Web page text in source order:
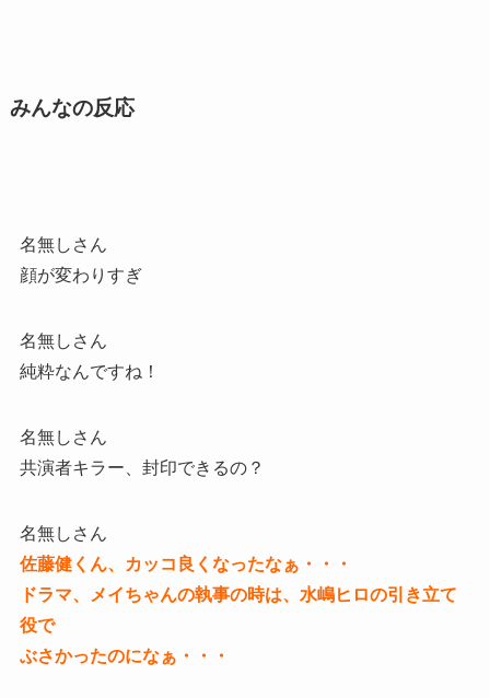
みんなの反応
名無しさん
顔が変わりすぎ
名無しさん
純粋なんですね！
名無しさん
共演者キラー、封印できるの？
名無しさん
佐藤健くん、カッコ良くなったなぁ・・・
ドラマ、メイちゃんの執事の時は、水嶋ヒロの引き立て
役で
ぶさかったのになぁ・・・